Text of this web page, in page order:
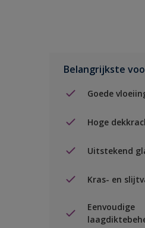
Belangrijkste
Goede
Hoge
Uitstekend
Kras- en
Eenvoudige